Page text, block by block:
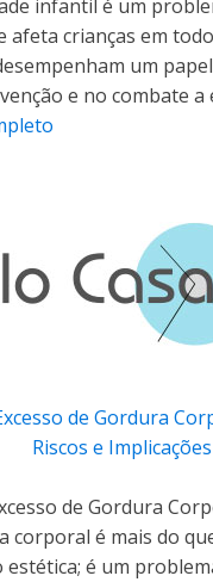
infantil é um
afeta crianças em
um
e no combate a
de Gordura
Riscos e Implicações
de Gordura
corporal é mais do
estética; é um